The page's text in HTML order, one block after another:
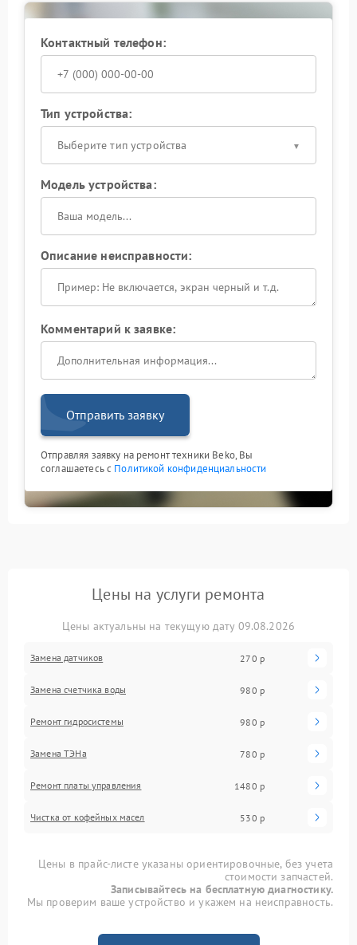
Контактный телефон:
Тип устройства:
Выберите тип устройства
Модель устройства:
Описание неисправности:
Комментарий к заявке:
Отправить заявку
Отправляя заявку на ремонт техники Beko, Вы
соглашаетесь с Политикой конфиденциальности
Цены на услуги ремонта
Цены актуальны на текущую дату 09.08.2026
Замена датчиков 270 р
Замена счетчика воды 980 р
Ремонт гидросистемы 980 р
Замена ТЭНа 780 р
Ремонт платы управления 1480 р
Чистка от кофейных масел 530 р
Цены в прайс-листе указаны ориентировочные, без учета
стоимости запчастей.
Записывайтесь на бесплатную диагностику.
Мы проверим ваше устройство и укажем на неисправность.